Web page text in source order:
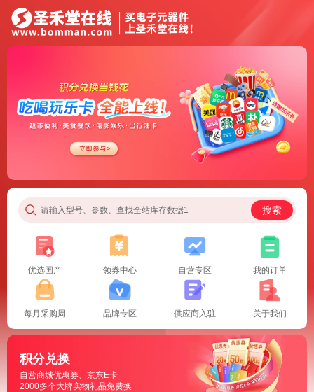
请输入型号、参数、查找全站库存数据1 搜索
优选国产 领券中心 自营专区 我的订单
每月采购周 品牌专区 供应商入驻 关于我们
积分兑换
自营商城优惠券、京东E卡
2000多个大牌实物礼品免费换